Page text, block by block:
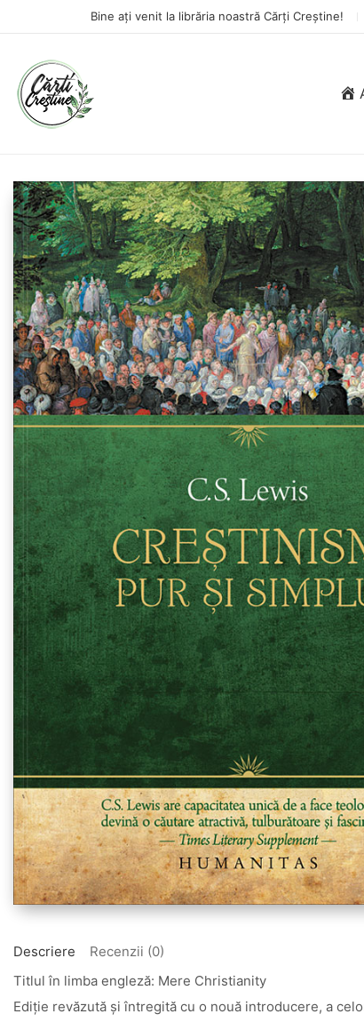
Bine ați venit la librăria noastră Cărți Creștine!
Descriere
Recenzii (0)
Titlul în limba engleză: Mere Christianity
Ediţie revăzută şi întregită cu o nouă introducere, a